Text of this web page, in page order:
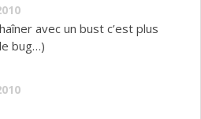
avec un bust c’est plus
bug…)